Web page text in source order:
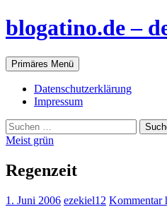
blogatino.de –
Suchen
Primäres Menü Zum
Inhalt
springen
Datenschutzerklärung
Impressum
Suchen
nach:
Meist grün
Regenzeit
1. Juni 2006 ezekiel12 Kommentar